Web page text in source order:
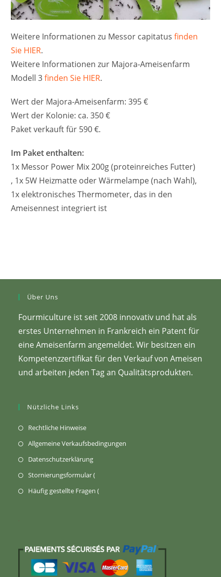
Weitere Informationen zu Messor capitatusfinden
Sie HIER.
Weitere Informationen zur Majora-Ameisenfarm
Modell 3finden Sie HIER.
Wert der Majora-Ameisenfarm: 395 €
Wert der Kolonie: ca. 350 €
Paket verkauft für 590 €.
Im Paket enthalten:
1x Messor Power Mix 200g (proteinreiches Futter)
, 1x 5W Heizmatte oder Wärmelampe (nach Wahl),
1x elektronisches Thermometer, das in den
Ameisennest integriert ist
Über Uns
Fourmiculture ist seit 2008 innovativ und hat als
erstes Unternehmen in Frankreich ein Patent für
eine Ameisenfarm angemeldet. Wir besitzen ein
Kompetenzzertifikat für den Verkauf von Ameisen
und arbeiten jeden Tag an Qualitätsprodukten.
Nützliche Links
Rechtliche Hinweise(Öffnet
einem
neuen
Tab)
Allgemeine Verkaufsbedingungen
Datenschutzerklärung(Wird
neuen
Stornierungsformular (Öffnet
Häufig gestellte Fragen (öffnet
Tab)